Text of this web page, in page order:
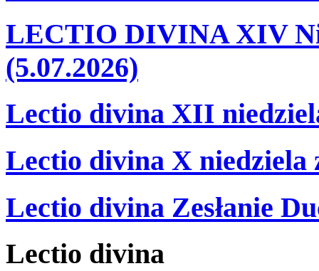
LECTIO DIVINA XIV
(5.07.2026)
Lectio divina XII
Lectio divina X niedziela
Lectio divina Zesłanie
Lectio divina